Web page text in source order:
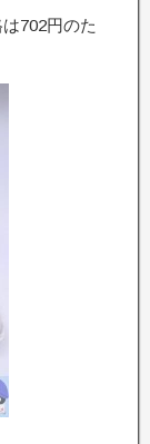
702円のた